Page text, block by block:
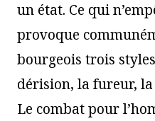
un état. Ce qui
provoque
bourgeois trois
dérision, la fureur, la
Le combat pour